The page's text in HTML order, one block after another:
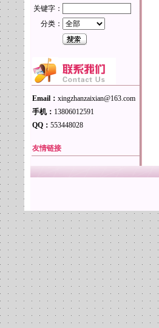
关键字：
分类：
Email： xingzhanzaixian@163.com
手机： 13806012591
QQ： 553448028
友情链接